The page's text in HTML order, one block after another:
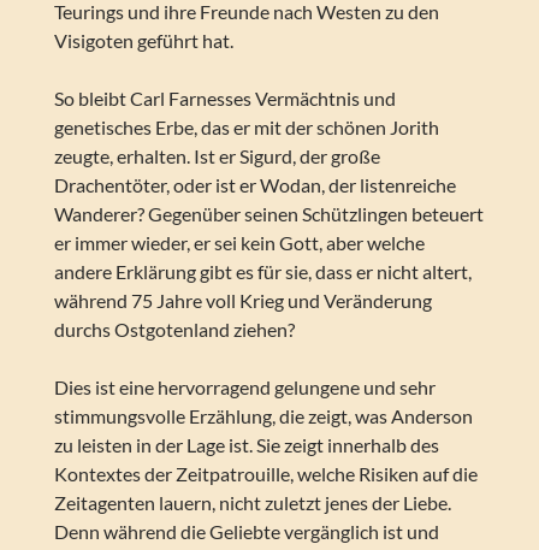
Teurings und ihre Freunde nach Westen zu den
Visigoten geführt hat.
So bleibt Carl Farnesses Vermächtnis und
genetisches Erbe, das er mit der schönen Jorith
zeugte, erhalten. Ist er Sigurd, der große
Drachentöter, oder ist er Wodan, der listenreiche
Wanderer? Gegenüber seinen Schützlingen beteuert
er immer wieder, er sei kein Gott, aber welche
andere Erklärung gibt es für sie, dass er nicht altert,
während 75 Jahre voll Krieg und Veränderung
durchs Ostgotenland ziehen?
Dies ist eine hervorragend gelungene und sehr
stimmungsvolle Erzählung, die zeigt, was Anderson
zu leisten in der Lage ist. Sie zeigt innerhalb des
Kontextes der Zeitpatrouille, welche Risiken auf die
Zeitagenten lauern, nicht zuletzt jenes der Liebe.
Denn während die Geliebte vergänglich ist und